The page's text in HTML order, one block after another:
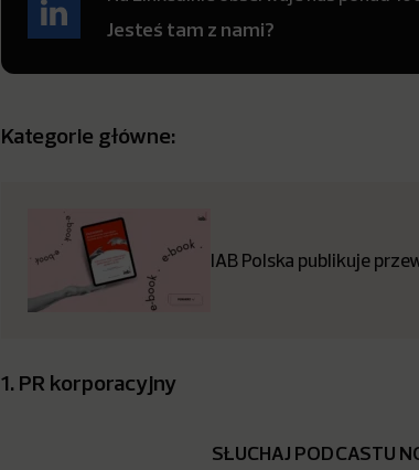
Jesteś tam z nami?
Kategorie główne:
IAB Polska publikuje
1. PR korporacyjny
SŁUCHAJ PODCASTU